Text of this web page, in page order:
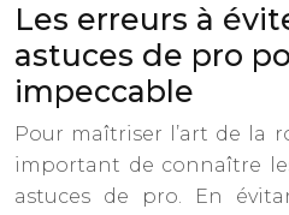
Les erreurs à
astuces de pro
impeccable
Pour maîtriser l’art de la
important de connaître
astuces de pro. En